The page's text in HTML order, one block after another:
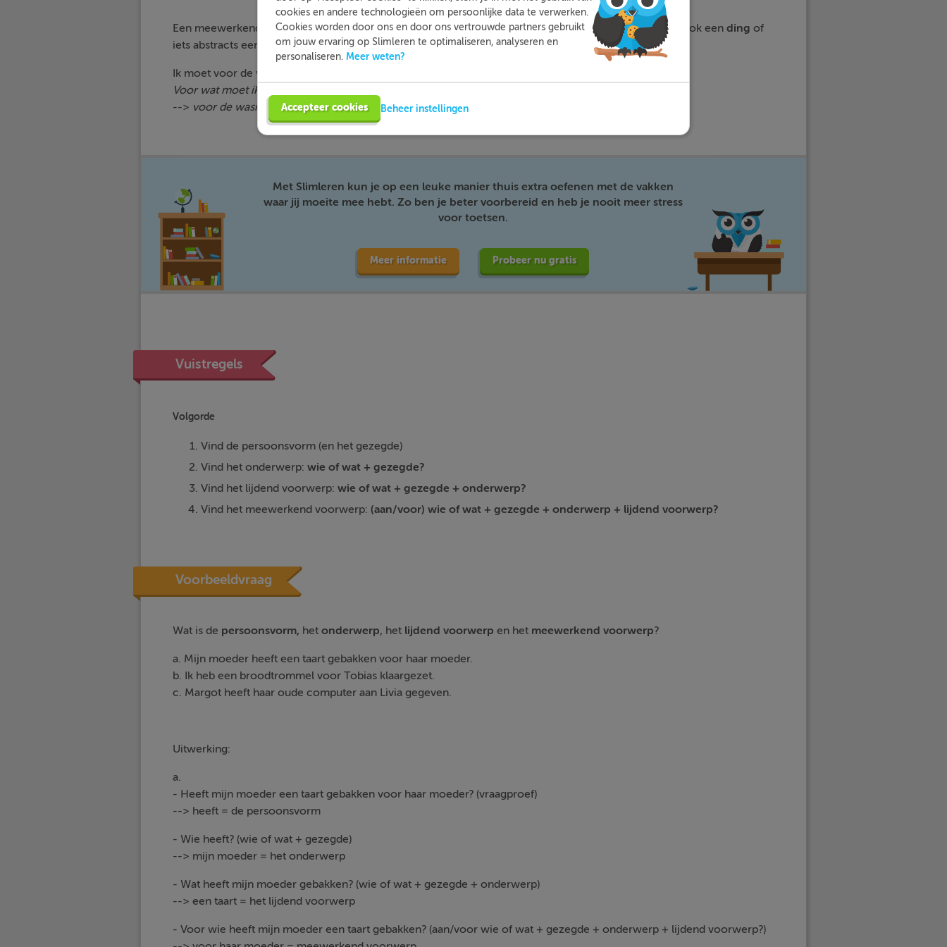
Een meewerkend voorwerp is meestal een persoon of levend wezen, maar in sommige gevallen kan ook een ding of
iets abstracts een meewerkend voorwerp zijn.
Ik moet voor de wasmachine een nieuwe deur bestellen.
Voor wat moet ik een nieuwe deur bestellen?
--> voor de wasmachine= meewerkend voorwerp
Met Slimleren kun je op een leuke manier thuis extra oefenen met de vakken
waar jij moeite mee hebt. Zo ben je beter voorbereid en heb je nooit meer stress
voor toetsen.
Meer informatie Probeer nu gratis
Vuistregels
Volgorde
Vind de persoonsvorm (en het gezegde)
Vind het onderwerp: wie of wat + gezegde?
Vind het lijdend voorwerp: wie of wat + gezegde + onderwerp?
Vind het meewerkend voorwerp: (aan/voor) wie of wat + gezegde + onderwerp + lijdend voorwerp?
Voorbeeldvraag
Wat is de persoonsvorm, het onderwerp, het lijdend voorwerp en het meewerkend voorwerp?
a. Mijn moeder heeft een taart gebakken voor haar moeder.
b. Ik heb een broodtrommel voor Tobias klaargezet.
c. Margot heeft haar oude computer aan Livia gegeven.
Uitwerking:
a.
- Heeft mijn moeder een taart gebakken voor haar moeder? (vraagproef)
--> heeft = de persoonsvorm
- Wie heeft? (wie of wat + gezegde)
--> mijn moeder = het onderwerp
- Wat heeft mijn moeder gebakken? (wie of wat + gezegde + onderwerp)
--> een taart = het lijdend voorwerp
- Voor wie heeft mijn moeder een taart gebakken? (aan/voor wie of wat + gezegde + onderwerp + lijdend voorwerp?)
cookies en andere technologieën om persoonlijke data te verwerken.
Cookies worden door ons en door ons vertrouwde partners gebruikt
om jouw ervaring op Slimleren te optimaliseren, analyseren en
personaliseren. Meer weten?
Accepteer cookies Beheer instellingen